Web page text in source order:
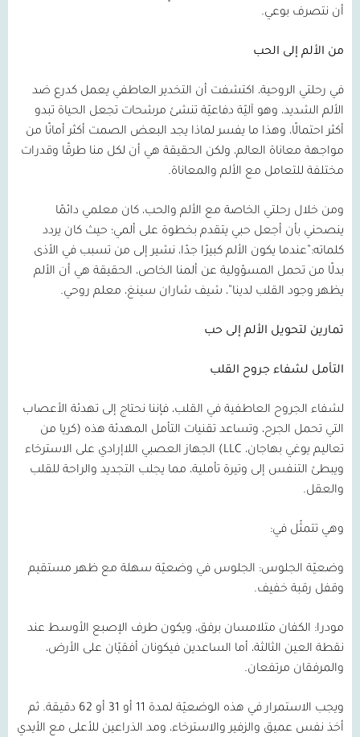
أن نتصرف بوعي.
من الألم إلى الحب
في رحلتي الروحية، اكتشفت أن التخدير العاطفي يعمل كدرع ضد
الألم الشديد، وهو آليّة دفاعيّة تنشئ مرشحات تجعل الحياة تبدو
أكثر احتمالًا، وهذا ما يفسر لماذا يجد البعض الصمت أكثر أمانًا من
مواجهة معاناة العالم، ولكن الحقيقة هي أن لكل منا طرقًا وقدرات
مختلفة للتعامل مع الألم والمعاناة.
ومن خلال رحلتي الخاصة مع الألم والحب، كان معلمي دائمًا
ينصحني بأن أجعل حبي يتقدم بخطوة على ألمي؛ حيث كان يردد
كلماته:”عندما يكون الألم كبيرًا جدًا، نشير إلى من تسبب في الأذى
بدلًا من تحمل المسؤولية عن ألمنا الخاص، الحقيقة هي أن الألم
يظهر وجود القلب لدينا”، شيف شاران سينغ، معلم روحي.
تمارين لتحويل الألم إلى حب
التأمل لشفاء جروح القلب
لشفاء الجروح العاطفية في القلب، فإننا نحتاج إلى تهدئة الأعصاب
التي تحمل الجرح، وتساعد تقنيات التأمل المهدئة هذه (كريا من
تعاليم يوغي بهاجان، LLC) الجهاز العصبي اللاإرادي على الاسترخاء
ويبطئ التنفس إلى وتيرة تأملية، مما يجلب التجديد والراحة للقلب
والعقل.
وهي تتمثّل في:
وضعيّة الجلوس: الجلوس في وضعيّة سهلة مع ظهر مستقيم
وقفل رقبة خفيف.
مودرا: الكفان متلامسان برفق، ويكون طرف الإصبع الأوسط عند
نقطة العين الثالثة، أما الساعدين فيكونان أفقيّان على الأرض،
والمرفقان مرتفعان.
ويجب الاستمرار في هذه الوضعيّة لمدة 11 أو 31 أو 62 دقيقة. ثم
أخذ نفس عميق والزفير والاسترخاء، ومد الذراعين للأعلى مع الأيدي